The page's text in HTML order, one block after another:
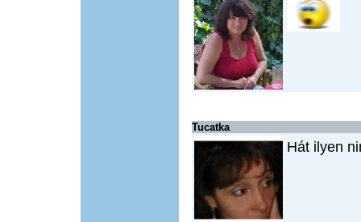
Tucatka
Hát ilyen